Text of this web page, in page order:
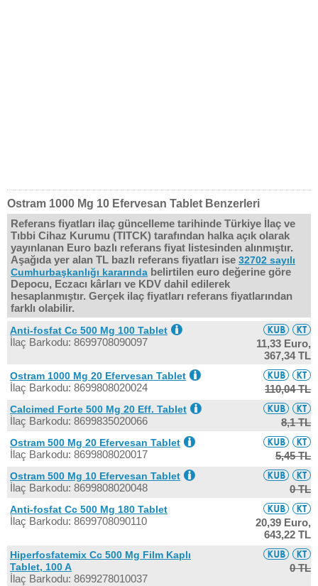
Ostram 1000 Mg 10 Efervesan Tablet Benzerleri
Referans fiyatları ilaç güncelleme tarihinde Türkiye İlaç ve
Tıbbi Cihaz Kurumu (TITCK) tarafından halka açık olarak
yayınlanan Euro bazlı referans fiyat listesinden alınmıştır.
Aşağıda yer alan TL bazlı referans fiyatları ise 32702 sayılı
Cumhurbaşkanlığı kararında belirtilen euro değerine göre
Depocu, Eczacı kârları ve KDV dahil edilerek
hesaplanmıştır. Gerçek ilaç fiyatları referans fiyatlarından
farklı olabilir.
Anti-fosfat Cc 500 Mg 100 Tablet
İlaç Barkodu: 8699708090097
11,33 Euro,
367,34 TL
Ostram 1000 Mg 20 Efervesan Tablet
İlaç Barkodu: 8699808020024 110,04 TL
Calcimed Forte 500 Mg 20 Eff. Tablet
İlaç Barkodu: 8699835020066 8,1 TL
Ostram 500 Mg 20 Efervesan Tablet
İlaç Barkodu: 8699808020017 5,45 TL
Ostram 500 Mg 10 Efervesan Tablet
İlaç Barkodu: 8699808020048 0 TL
Anti-fosfat Cc 500 Mg 180 Tablet
İlaç Barkodu: 8699708090110
20,39 Euro,
643,22 TL
Hiperfosfatemix Cc 500 Mg Film Kaplı
Tablet, 100 A
İlaç Barkodu: 8699278010037
0 TL